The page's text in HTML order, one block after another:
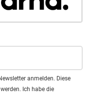
anmelden. Diese
Ich habe die